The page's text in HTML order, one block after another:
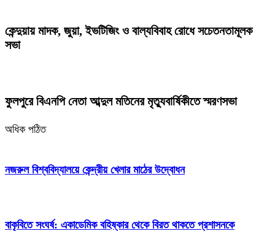
কেন্দুয়ায় মাদক, জুয়া, ইভটিজিং ও বাল্যবিবাহ রোধে সচেতনতামূলক
সভা
ফুলপুরে বিএনপি নেতা আব্দুল মতিনের মৃত্যুবার্ষিকীতে স্মরণসভা
অধিক পঠিত
নজরুল বিশ্ববিদ্যালয়ে কেন্দ্রীয় খেলার মাঠের উদ্বোধন
বাকৃবিতে সংঘর্ষ: একাডেমিক বহিষ্কার থেকে বিরত থাকতে প্রশাসনকে